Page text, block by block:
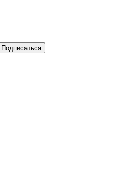
Подписаться